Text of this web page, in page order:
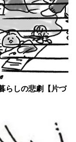
らしの悲劇【片づ